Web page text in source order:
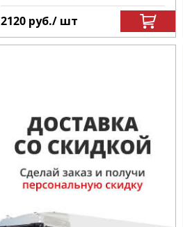
2120 руб./ шт